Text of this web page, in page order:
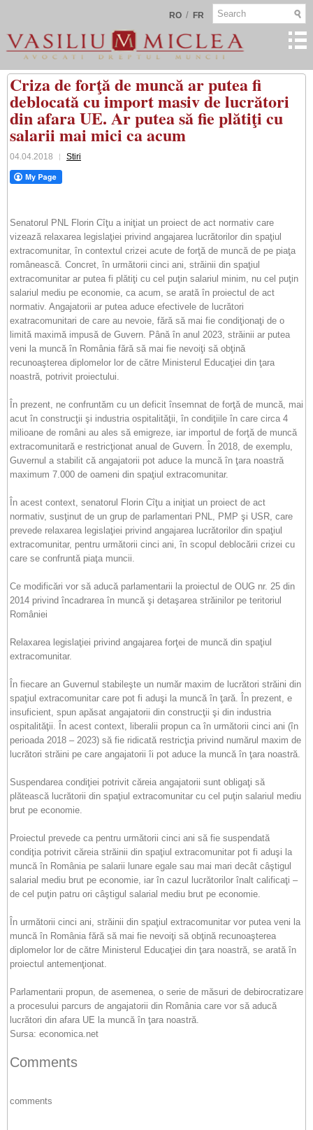
RO / FR
Criza de forţă de muncă ar putea fi
deblocată cu import masiv de lucrători
din afara UE. Ar putea să fie plătiţi cu
salarii mai mici ca acum
04.04.2018 Stiri
Senatorul PNL Florin Cîţu a iniţiat un proiect de act normativ care
vizează relaxarea legislaţiei privind angajarea lucrătorilor din spaţiul
extracomunitar, în contextul crizei acute de forţă de muncă de pe piaţa
românească. Concret, în următorii cinci ani, străinii din spaţiul
extracomunitar ar putea fi plătiţi cu cel puţin salariul minim, nu cel puţin
salariul mediu pe economie, ca acum, se arată în proiectul de act
normativ. Angajatorii ar putea aduce efectivele de lucrători
exatracomunitari de care au nevoie, fără să mai fie condiţionaţi de o
limită maximă impusă de Guvern. Până în anul 2023, străinii ar putea
veni la muncă în România fără să mai fie nevoiţi să obţină
recunoaşterea diplomelor lor de către Ministerul Educaţiei din ţara
noastră, potrivit proiectului.
În prezent, ne confruntăm cu un deficit însemnat de forţă de muncă, mai
acut în construcţii şi industria ospitalităţii, în condiţiile în care circa 4
milioane de români au ales să emigreze, iar importul de forţă de muncă
extracomunitară e restricţionat anual de Guvern. În 2018, de exemplu,
Guvernul a stabilit că angajatorii pot aduce la muncă în ţara noastră
maximum 7.000 de oameni din spaţiul extracomunitar.
În acest context, senatorul Florin Cîţu a iniţiat un proiect de act
normativ, susţinut de un grup de parlamentari PNL, PMP şi USR, care
prevede relaxarea legislaţiei privind angajarea lucrătorilor din spaţiul
extracomunitar, pentru următorii cinci ani, în scopul deblocării crizei cu
care se confruntă piaţa muncii.
Ce modificări vor să aducă parlamentarii la proiectul de OUG nr. 25 din
2014 privind încadrarea în muncă şi detaşarea străinilor pe teritoriul
României
Relaxarea legislaţiei privind angajarea forţei de muncă din spaţiul
extracomunitar.
În fiecare an Guvernul stabileşte un număr maxim de lucrători străini din
spaţiul extracomunitar care pot fi aduşi la muncă în ţară. În prezent, e
insuficient, spun apăsat angajatorii din construcţii şi din industria
ospitalităţii. În acest context, liberalii propun ca în următorii cinci ani (în
perioada 2018 – 2023) să fie ridicată restricţia privind numărul maxim de
lucrători străini pe care angajatorii îi pot aduce la muncă în ţara noastră.
Suspendarea condiţiei potrivit căreia angajatorii sunt obligaţi să
plătească lucrătorii din spaţiul extracomunitar cu cel puţin salariul mediu
brut pe economie.
Proiectul prevede ca pentru următorii cinci ani să fie suspendată
condiţia potrivit căreia străinii din spaţiul extracomunitar pot fi aduşi la
muncă în România pe salarii lunare egale sau mai mari decât câştigul
salarial mediu brut pe economie, iar în cazul lucrătorilor înalt calificaţi –
de cel puţin patru ori câştigul salarial mediu brut pe economie.
În următorii cinci ani, străinii din spaţiul extracomunitar vor putea veni la
muncă în România fără să mai fie nevoiţi să obţină recunoaşterea
diplomelor lor de către Ministerul Educaţiei din ţara noastră, se arată în
proiectul antemenţionat.
Parlamentarii propun, de asemenea, o serie de măsuri de debirocratizare
a procesului parcurs de angajatorii din România care vor să aducă
lucrători din afara UE la muncă în ţara noastră.
Sursa: economica.net
Comments
comments